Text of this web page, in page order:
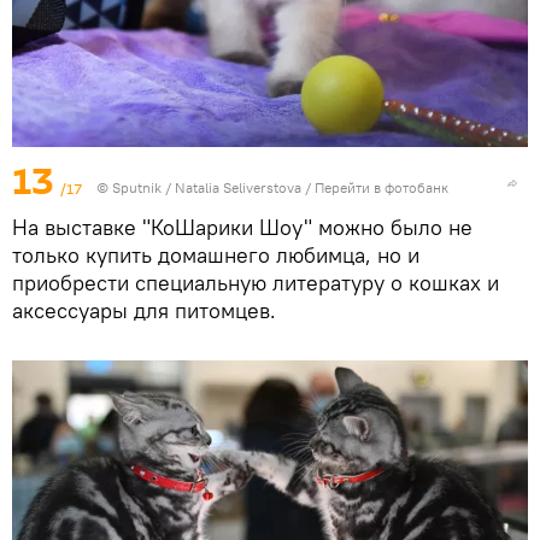
13 /17 © Sputnik / Natalia Seliverstova / Перейти в фотобанк
На выставке "КоШарики Шоу" можно было не
только купить домашнего любимца, но и
приобрести специальную литературу о кошках и
аксессуары для питомцев.